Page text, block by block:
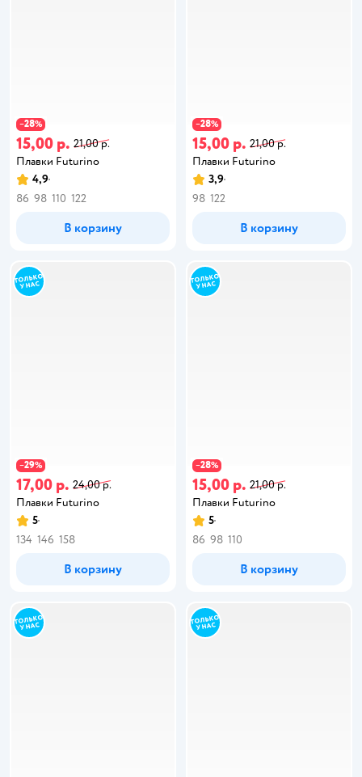
−28%
15,00 р. 21,00 р.
Плавки Futurino
4,9
86 98 110 122
В корзину
−28%
15,00 р. 21,00 р.
Плавки Futurino
3,9
98 122
В корзину
−29%
17,00 р. 24,00 р.
Плавки Futurino
5
134 146 158
В корзину
−28%
15,00 р. 21,00 р.
Плавки Futurino
5
86 98 110
В корзину